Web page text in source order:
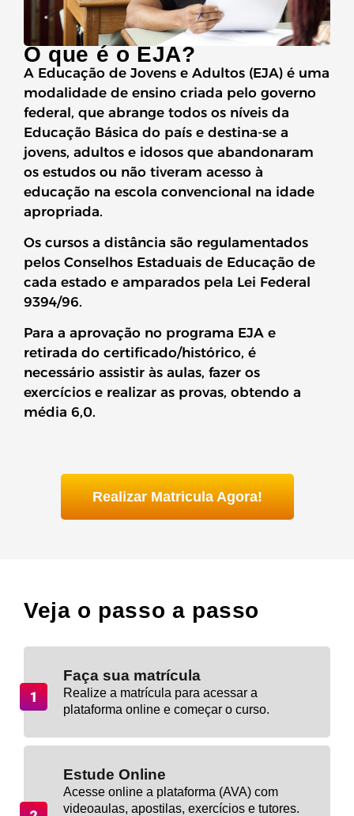
O que é o EJA?
A Educação de Jovens e Adultos (EJA) é uma
modalidade de ensino criada pelo governo
federal, que abrange todos os níveis da
Educação Básica do país e destina-se a
jovens, adultos e idosos que abandonaram
os estudos ou não tiveram acesso à
educação na escola convencional na idade
apropriada.
Os cursos a distância são regulamentados
pelos Conselhos Estaduais de Educação de
cada estado e amparados pela Lei Federal
9394/96.
Para a aprovação no programa EJA e
retirada do certificado/histórico, é
necessário assistir às aulas, fazer os
exercícios e realizar as provas, obtendo a
média 6,0.
Realizar Matricula Agora!
Veja o passo a passo
Faça sua matrícula
Realize a matrícula para acessar a
plataforma online e começar o curso.
Estude Online
Acesse online a plataforma (AVA) com
videoaulas, apostilas, exercícios e tutores.